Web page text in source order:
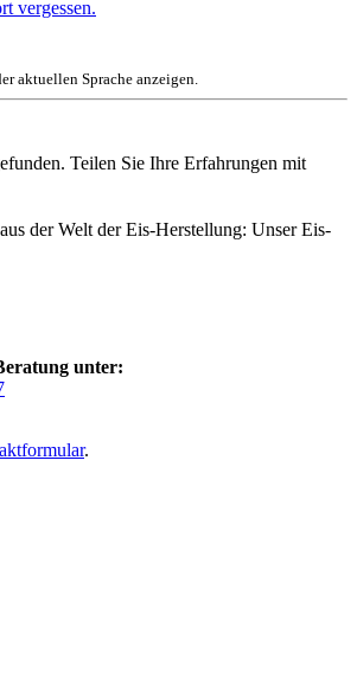
vergessen.
aktuellen Sprache anzeigen.
Teilen Sie Ihre Erfahrungen mit
der Welt der Eis-Herstellung: Unser Eis-
unter:
.